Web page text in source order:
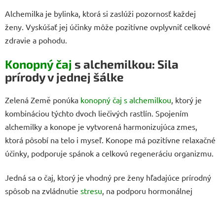
Alchemilka je bylinka, ktorá si zaslúži pozornosť každej
ženy. Vyskúšať jej účinky môže pozitívne ovplyvniť celkové
zdravie a pohodu.
Konopný čaj s alchemilkou: Sila
prírody v jednej šálke
Zelená Země ponúka konopný čaj s alchemilkou , ktorý je
kombináciou týchto dvoch liečivých rastlín. Spojením
alchemilky a konope je vytvorená harmonizujúca zmes,
ktorá pôsobí na telo i myseľ. Konope má pozitívne relaxačné
účinky, podporuje spánok a celkovú regeneráciu organizmu.
Jedná sa o čaj, ktorý je vhodný pre ženy hľadajúce prírodný
spôsob na zvládnutie stresu , na podporu hormonálnej